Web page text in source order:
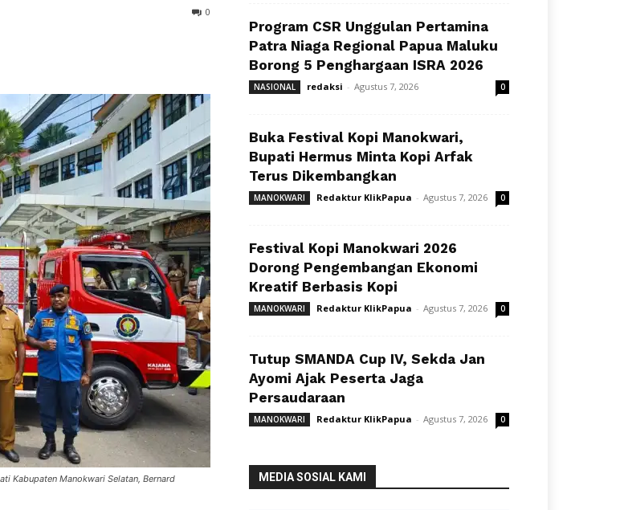
0
Kabupaten Manokwari Selatan, Bernard
Program CSR Unggulan Pertamina
Patra Niaga Regional Papua Maluku
Borong 5 Penghargaan ISRA 2026
NASIONAL redaksi - Agustus 7, 2026 0
Buka Festival Kopi Manokwari,
Bupati Hermus Minta Kopi Arfak
Terus Dikembangkan
MANOKWARI Redaktur KlikPapua - Agustus 7, 2026 0
Festival Kopi Manokwari 2026
Dorong Pengembangan Ekonomi
Kreatif Berbasis Kopi
MANOKWARI Redaktur KlikPapua - Agustus 7, 2026 0
Tutup SMANDA Cup IV, Sekda Jan
Ayomi Ajak Peserta Jaga
Persaudaraan
MANOKWARI Redaktur KlikPapua - Agustus 7, 2026 0
MEDIA SOSIAL KAMI